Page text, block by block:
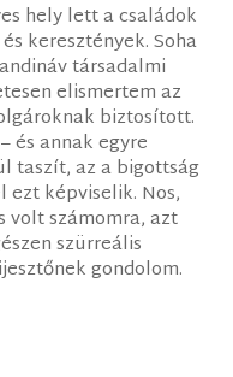
hely lett a családok
keresztények. Soha
társadalmi
elismertem az
biztosított.
és annak egyre
taszít, az a bigottság
ezt képviselik. Nos,
volt számomra, azt
szürreális
gondolom.